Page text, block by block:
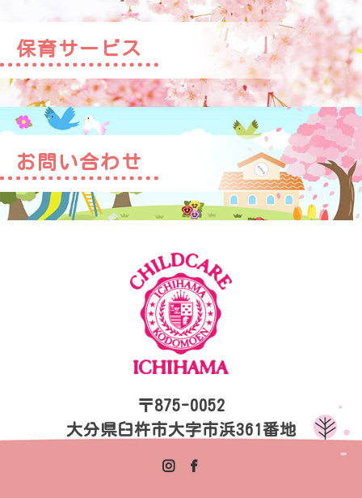
保育サービス
お問い合わせ
〒875-0052
大分県臼杵市大字市浜361番地